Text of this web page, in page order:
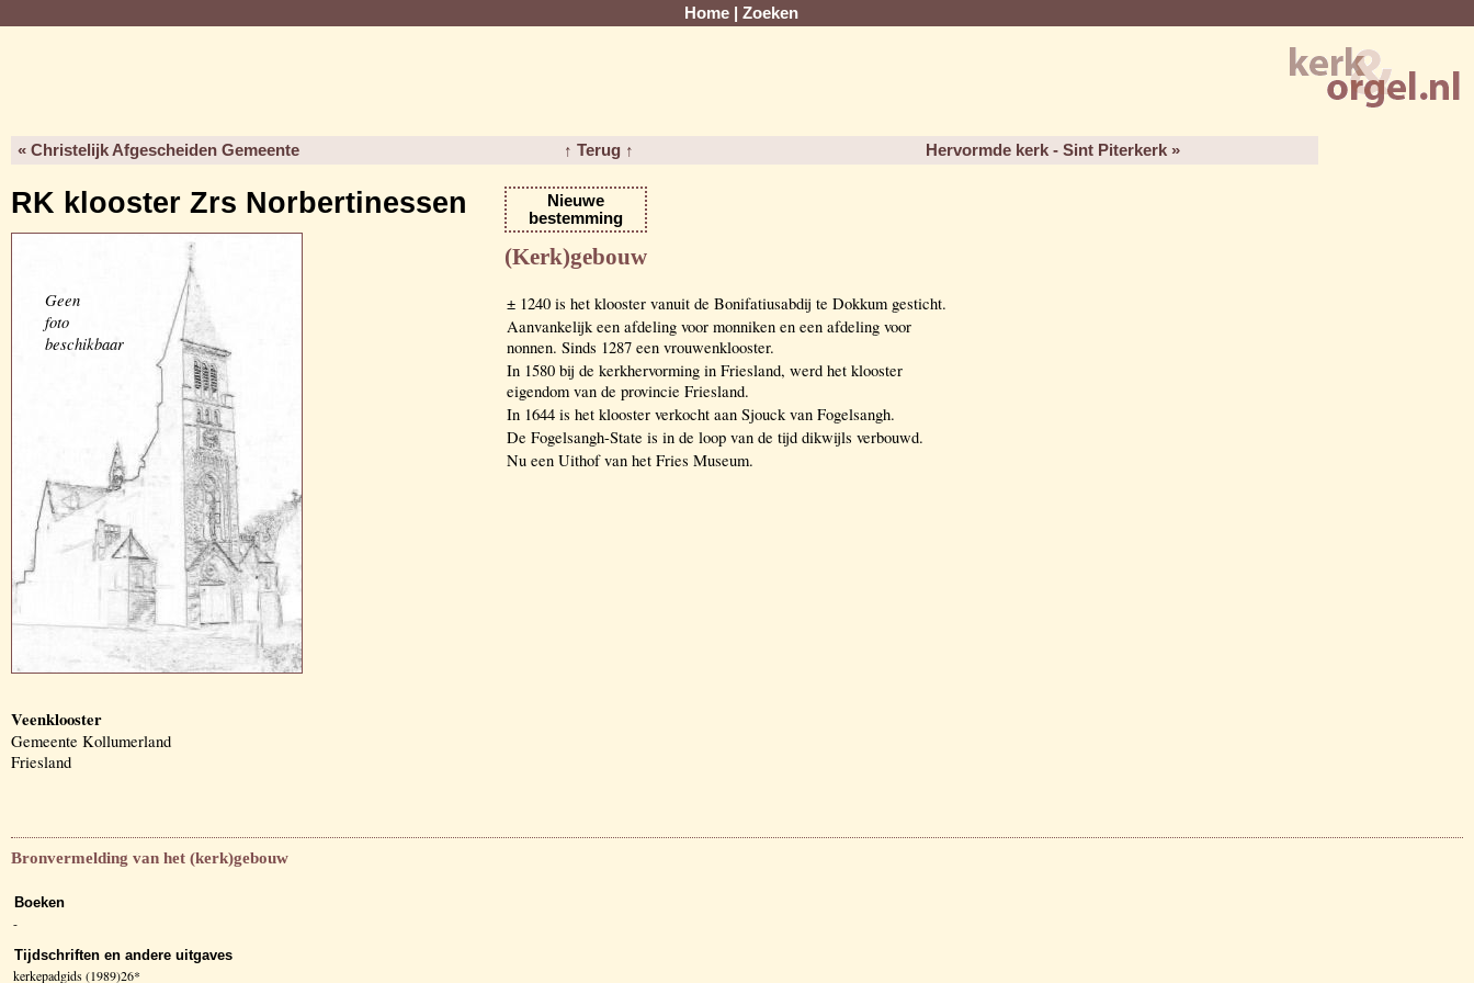
Home Zoeken
« Christelijk Afgescheiden Gemeente ↑ Terug ↑ Hervormde kerk - Sint Piterkerk »
RK klooster Zrs Norbertinessen
Nieuwe
bestemming
Geen
foto
beschikbaar
Veenklooster
Gemeente Kollumerland
Friesland
(Kerk)gebouw
± 1240 is het klooster vanuit de Bonifatiusabdij te Dokkum gesticht.
Aanvankelijk een afdeling voor monniken en een afdeling voor
nonnen. Sinds 1287 een vrouwenklooster.
In 1580 bij de kerkhervorming in Friesland, werd het klooster
eigendom van de provincie Friesland.
In 1644 is het klooster verkocht aan Sjouck van Fogelsangh.
De Fogelsangh-State is in de loop van de tijd dikwijls verbouwd.
Nu een Uithof van het Fries Museum.
Bronvermelding van het (kerk)gebouw
Boeken
-
Tijdschriften en andere uitgaves
kerkepadgids (1989)26*